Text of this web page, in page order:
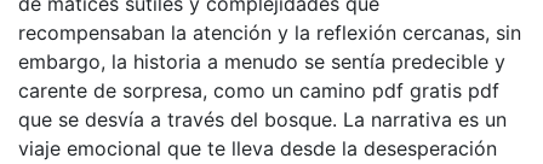
recompensaban la atención y la reflexión cercanas, sin
embargo, la historia a menudo se sentía predecible y
carente de sorpresa, como un camino pdf gratis pdf
que se desvía a través del bosque. La narrativa es un
viaje emocional que te lleva desde la desesperación